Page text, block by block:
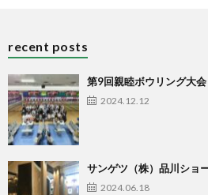
recent posts
第9回親睦ボウリング大会
2024.12.12
サンゲツ（株）品川ショ
2024.06.18